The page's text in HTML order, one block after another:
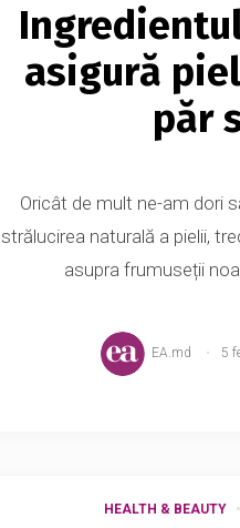
asigură
păr
Oricât de mult ne-am dori
strălucirea naturală a pielii,
asupra frumuseții
EA.md 5
HEALTH & BEAUTY